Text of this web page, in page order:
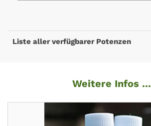
Liste aller verfügbarer Potenzen
Weitere Infos ...